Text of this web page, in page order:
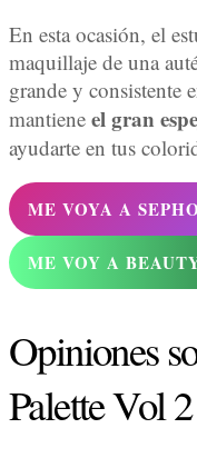
En esta ocasión, el
maquillaje de una
grande y consistente
mantiene el gran
ayudarte en tus
ME VOYA A
ME VOY A
Opiniones
Palette Vol 2